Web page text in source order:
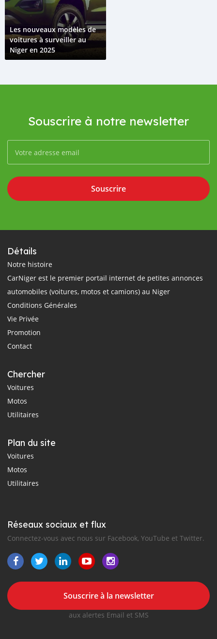
Les nouveaux modèles de
voitures à surveiller au
Niger en 2025
Souscrire à notre newsletter
Souscrire
Détails
Notre histoire
CarNiger est le premier portail internet de petites annonces
automobiles (voitures, motos et camions) au Niger
Conditions Générales
Vie Privée
Promotion
Contact
Chercher
Voitures
Motos
Utilitaires
Plan du site
Voitures
Motos
Utilitaires
Réseaux sociaux et flux
Connectez-vous avec nous sur Facebook, YouTube et Twitter.
Souscrire à la newsletter
aux alertes Email et SMS